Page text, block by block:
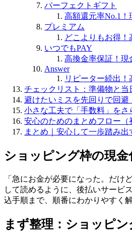
パーフェクトギフト
高額還元率No.1
プレミアム
どこよりもお得
いつでもPAY
高換金率保証！現
Answer
リピーター続出
チェックリスト：準備物と当
避けたいミスを先回りで回避
小さな工夫で「手数料」をさ
安心のためのまとめフロー（
まとめ｜安心して一歩踏み出
ショッピング枠の現
「急にお金が必要になった。だ
して読めるように、後払いサービ
込手順まで、順番にわかりやすく
まず整理：ショッピ